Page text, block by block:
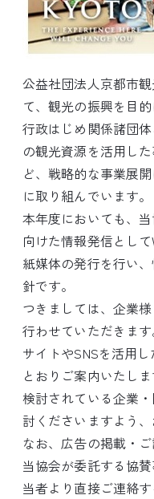
公益社団法人京都市
て、観光の振興を目
行政はじめ関係諸団
の観光資源を活用し
ど、戦略的な事業展
に取り組んでいます。
本年度においても、
向けた情報発信とし
紙媒体の発行を行い
針です。
つきましては、企業
行わせていただきま
サイトやSNSを活用
とおりご案内いたし
検討されている企業
討くださいますよう
なお、広告の掲載・
当協会が委託する協
当者より直接ご連絡